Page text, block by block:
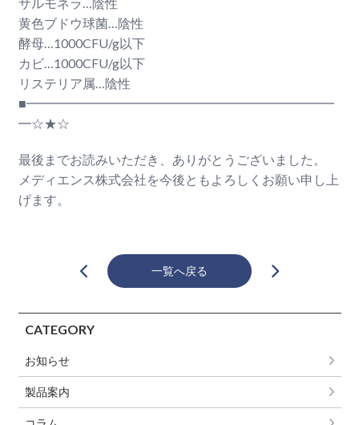
黄色ブドウ球菌…陰性
酵母…1000CFU/g以下
カビ…1000CFU/g以下
リステリア属…陰性
■━━━━━━━━━━━━━━━━━━━━━━━━
━☆★☆
最後までお読みいただき、ありがとうございました。
メディエンス株式会社を今後ともよろしくお願い申し上
げます。
一覧へ戻る
CATEGORY
お知らせ
製品案内